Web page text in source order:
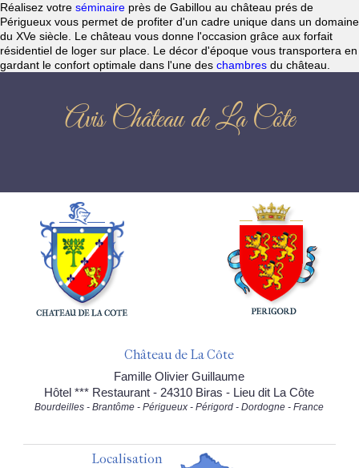
Réalisez votre séminaire près de Gabillou au château prés de
Périgueux vous permet de profiter d'un cadre unique dans un domaine
du XVe siècle. Le château vous donne l'occasion grâce aux forfait
résidentiel de loger sur place. Le décor d'époque vous transportera en
gardant le confort optimale dans l'une des chambres du château.
Avis Château de La Côte
Château de La Côte
Famille Olivier Guillaume
Hôtel *** Restaurant - 24310 Biras - Lieu dit La Côte
Bourdeilles - Brantôme - Périgueux - Périgord - Dordogne - France
Localisation